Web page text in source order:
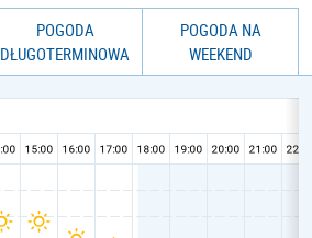
POGODA
DŁUGOTERMINOWA
POGODA NA
WEEKEND